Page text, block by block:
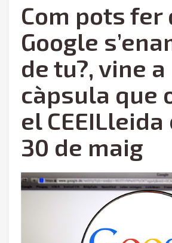
Com pots fer
Google
de tu?, vine a
càpsula que
el CEEILleida
30 de maig